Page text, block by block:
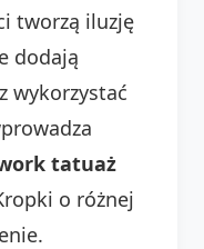
tworzą iluzję
dodają
wykorzystać
tatuaż
o różnej